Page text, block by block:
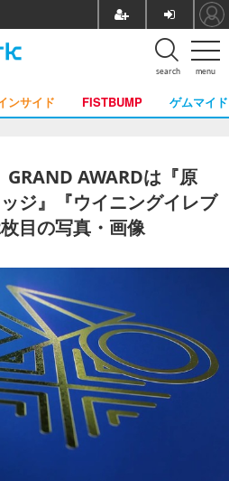
menu
search
ンサイド FISTBUMP ゲムマイド
GRAND AWARDは『原
ジ』『ウイニングイレブ
目の写真・画像